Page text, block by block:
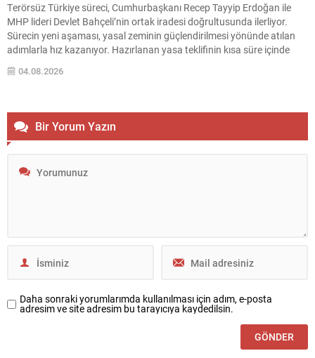
Terörsüz Türkiye süreci, Cumhurbaşkanı Recep Tayyip Erdoğan ile
MHP lideri Devlet Bahçeli’nin ortak iradesi doğrultusunda ilerliyor.
Sürecin yeni aşaması, yasal zeminin güçlendirilmesi yönünde atılan
adımlarla hız kazanıyor. Hazırlanan yasa teklifinin kısa süre içinde
Meclis gündemine taşınması bekleniyor; ortak imzalarla sunulacak
teklifin, toplumsal dayanışma ve bütünleşmeyi hedeflediği
04.08.2026
Bir Yorum Yazın
Daha sonraki yorumlarımda kullanılması için adım, e-posta
adresim ve site adresim bu tarayıcıya kaydedilsin.